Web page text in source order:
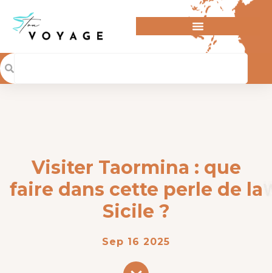
Visiter Taormina : que
faire dans cette perle de la
Sicile ?
Sep 16 2025